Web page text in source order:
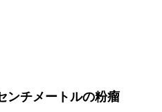
ンチメートルの粉瘤